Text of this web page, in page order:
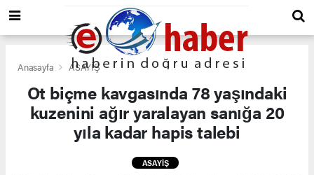
Anasayfa ASAYİŞ
Ot biçme kavgasında 78 yaşındaki
kuzenini ağır yaralayan sanığa 20
yıla kadar hapis talebi
ASAYİŞ